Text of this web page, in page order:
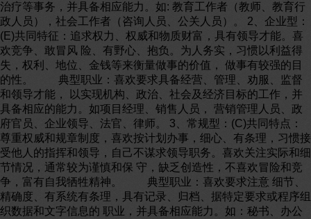
治疗等事务，并具备相应能力。如: 教育工作者（教师、教育行
政人员），社会工作者（咨询人员、公关人员）。 2、企业型：
(E)共同特征：追求权力、权威和物质财富，具有领导才能。喜
欢竞争、敢冒风 险、有野心、抱负。为人务实，习惯以利益得
失，权利、地位、金钱等来衡量做事的价值， 做事有较强的目
的性。 典型职业：喜欢要求具备经营、管理、劝服、监督
和领导才能， 以实现机构、政治、社会及经济目标的工作，并
具备相应的能力。如项目经理、销售人员， 营销管理人员、政
府官员、企业领导、法官、律师。 3、常规型：(C)共同特点：
尊重权威和规章制度，喜欢按计划办事，细心、有条理，习惯接
受他人的指挥和领导，自己不谋求领导职务。喜欢关注实际和细
节情况，通常较为谨慎和保 守，缺乏创造性，不喜欢冒险和竞
争，富有自我牺牲精神。 典型职业：喜欢要求注意 细节、
精确度、有系统有条理，具有记录、归档、据特定要求或程序组
织数据和文字信息的 职业，并具备相应能力。如：秘书、办公